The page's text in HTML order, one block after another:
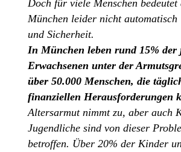
Doch für viele Menschen bedeutet
München leider nicht automatisch
und ​Sicherheit.
In München leben rund 15% der
Erwachsenen unter der
über 50.000 Menschen, die
finanziellen Herausforderungen
​Altersarmut nimmt zu, aber auch
Jugendliche sind von dieser
betroffen. ​Über 20% der Kinder